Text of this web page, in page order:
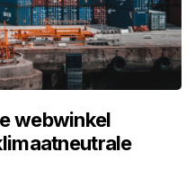
webwinkel